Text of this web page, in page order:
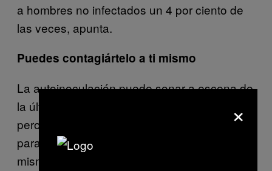
a hombres no infectados un 4 por ciento de
las veces, apunta.
Puedes contagiártelo a ti mismo
La autoinoculación puede sonar a escena de
la última película de
pero en realidad es el término que se utiliza
para el caso en el que te reinfectas a ti
mismo con el virus, que aunque es poco
×